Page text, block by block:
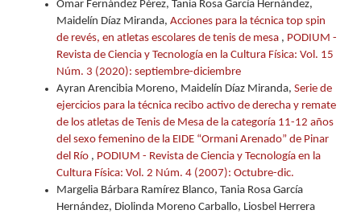
Omar Fernández Pérez, Tania Rosa García Hernández,
Maidelín Díaz Miranda, Acciones para la técnica top spin
de revés, en atletas escolares de tenis de mesa , PODIUM -
Revista de Ciencia y Tecnología en la Cultura Física: Vol. 15
Núm. 3 (2020): septiembre-diciembre
Ayran Arencibia Moreno, Maidelín Díaz Miranda, Serie de
ejercicios para la técnica recibo activo de derecha y remate
de los atletas de Tenis de Mesa de la categoría 11-12 años
del sexo femenino de la EIDE “Ormani Arenado” de Pinar
del Río , PODIUM - Revista de Ciencia y Tecnología en la
Cultura Física: Vol. 2 Núm. 4 (2007): Octubre-dic.
Margelia Bárbara Ramírez Blanco, Tania Rosa García
Hernández, Diolinda Moreno Carballo, Liosbel Herrera